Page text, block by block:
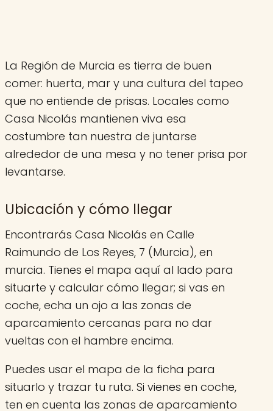
La Región de Murcia es tierra de buen
comer: huerta, mar y una cultura del tapeo
que no entiende de prisas. Locales como
Casa Nicolás mantienen viva esa
costumbre tan nuestra de juntarse
alrededor de una mesa y no tener prisa por
levantarse.
Ubicación y cómo llegar
Encontrarás Casa Nicolás en Calle
Raimundo de Los Reyes, 7 (Murcia), en
murcia. Tienes el mapa aquí al lado para
situarte y calcular cómo llegar; si vas en
coche, echa un ojo a las zonas de
aparcamiento cercanas para no dar
vueltas con el hambre encima.
Puedes usar el mapa de la ficha para
situarlo y trazar tu ruta. Si vienes en coche,
ten en cuenta las zonas de aparcamiento